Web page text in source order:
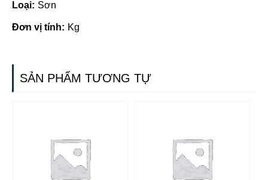
Loại: Sơn
Đơn vị tính: Kg
SẢN PHẨM TƯƠNG TỰ